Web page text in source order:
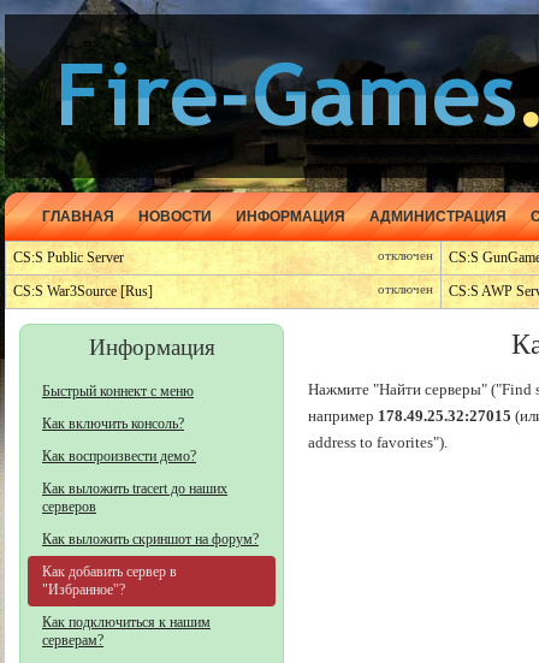
ГЛАВНАЯ НОВОСТИ ИНФОРМАЦИЯ АДМИНИСТРАЦИЯ
CS:S Public Server отключен
CS:S
CS:S War3Source [Rus]
отключен CS:S AWP
Информация
Быстрый коннект с меню
Как включить консоль?
Как воспроизвести демо?
Как выложить tracert до наших
серверов
Как выложить скриншот на форум?
Как добавить сервер в
"Избранное"?
Как подключиться к нашим
серверам?
Нажмите "Найти серверы" ("Find
например 178.49.25.32:27015
address to favorites").